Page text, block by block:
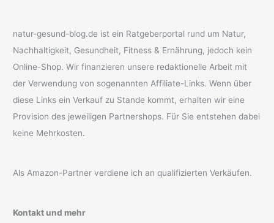
natur-gesund-blog.de ist ein Ratgeberportal rund um Natur,
Nachhaltigkeit, Gesundheit, Fitness & Ernährung, jedoch kein
Online-Shop. Wir finanzieren unsere redaktionelle Arbeit mit
der Verwendung von sogenannten Affiliate-Links. Wenn über
diese Links ein Verkauf zu Stande kommt, erhalten wir eine
Provision des jeweiligen Partnershops. Für Sie entstehen dabei
keine Mehrkosten.
Als Amazon-Partner verdiene ich an qualifizierten Verkäufen.
Kontakt und mehr